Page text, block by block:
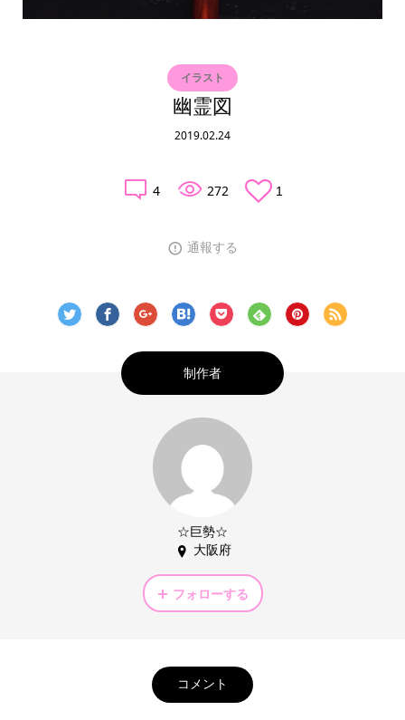
イラスト
幽霊図
2019.02.24
4 272 1
通報する
制作者
☆巨勢☆
大阪府
フォローする
コメント